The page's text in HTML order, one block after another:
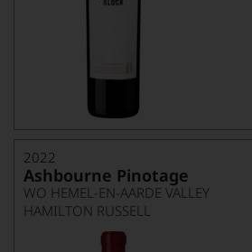
2022
Ashbourne Pinotage
WO HEMEL-EN-AARDE VALLEY
HAMILTON RUSSELL